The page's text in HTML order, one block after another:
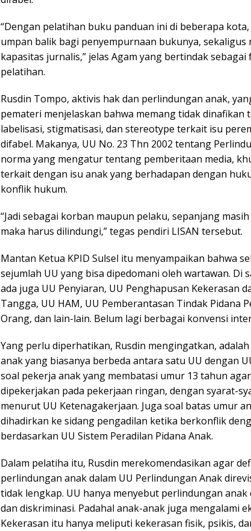
“Dengan pelatihan buku panduan ini di beberapa
umpan balik bagi penyempurnaan bukunya, sekaligus
kapasitas jurnalis,” jelas Agam yang bertindak
pelatihan.
Rusdin Tompo, aktivis hak dan perlindungan anak,
pemateri menjelaskan bahwa memang tidak dinafikan
labelisasi, stigmatisasi, dan stereotype terkait isu
difabel. Makanya, UU No. 23 Thn 2002 tentang
norma yang mengatur tentang pemberitaan media,
terkait dengan isu anak yang berhadapan dengan
konflik hukum.
“Jadi sebagai korban maupun pelaku, sepanjang
maka harus dilindungi,” tegas pendiri LISAN tersebut.
Mantan Ketua KPID Sulsel itu menyampaikan bahwa
sejumlah UU yang bisa dipedomani oleh wartawan. Di
ada juga UU Penyiaran, UU Penghapusan Kekerasan
Tangga, UU HAM, UU Pemberantasan Tindak Pidana
Orang, dan lain-lain. Belum lagi berbagai konvensi
Yang perlu diperhatikan, Rusdin mengingatkan,
anak yang biasanya berbeda antara satu UU dengan
soal pekerja anak yang membatasi umur 13 tahun
dipekerjakan pada pekerjaan ringan, dengan syarat-
menurut UU Ketenagakerjaan. Juga soal batas umur
dihadirkan ke sidang pengadilan ketika berkonflik
berdasarkan UU Sistem Peradilan Pidana Anak.
Dalam pelatiha itu, Rusdin merekomendasikan agar
perlindungan anak dalam UU Perlindungan Anak
tidak lengkap. UU hanya menyebut perlindungan anak
dan diskriminasi. Padahal anak-anak juga mengalami
Kekerasan itu hanya meliputi kekerasan fisik, psikis,